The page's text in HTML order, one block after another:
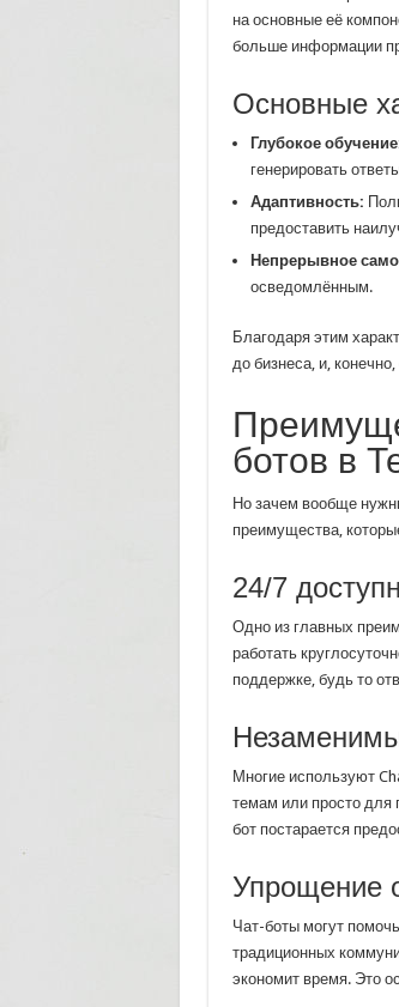
на основные её
больше информации
Основные
Глубокое
генерировать
Адаптивность:
предоставить
Непрерывное
осведомлённым.
Благодаря этим
до бизнеса, и,
ботов в
Но зачем вообще
преимущества,
24/7
Одно из главных
работать
поддержке, будь то
Многие используют
темам или просто для
бот постарается
Упрощение
Чат-боты могут
традиционных
экономит время. Это